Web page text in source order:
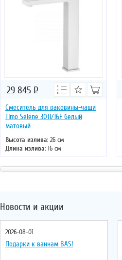
Смеситель для раковины-чаши
Timo Selene 3011/16F белый
матовый
Высота излива: 26 см
Длина излива: 16 см
Монтаж: на раковину
Тип излива: литой
29 845 Р
Новости и акции
2026-08-01
Подарки к ваннам BAS!